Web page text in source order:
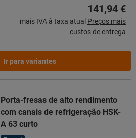
141,94 €
mais IVA à taxa atual Preços mais
custos de entrega
Ir para variantes
Porta-fresas de alto rendimento
com canais de refrigeração HSK-
A 63 curto